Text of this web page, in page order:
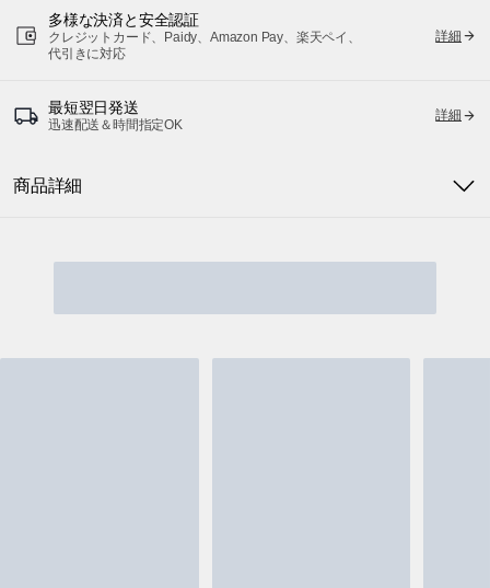
多様な決済と安全認証
クレジットカード、Paidy、Amazon Pay、楽天ペイ、
代引きに対応
詳細
最短翌日発送
迅速配送＆時間指定OK
詳細
商品詳細